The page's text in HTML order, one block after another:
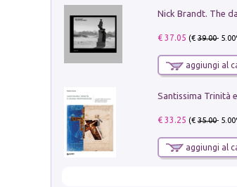
Nick Brandt. The
€ 37.05 (€39.00-
aggiungi al
€ 33.25 (€35.00-
aggiungi al